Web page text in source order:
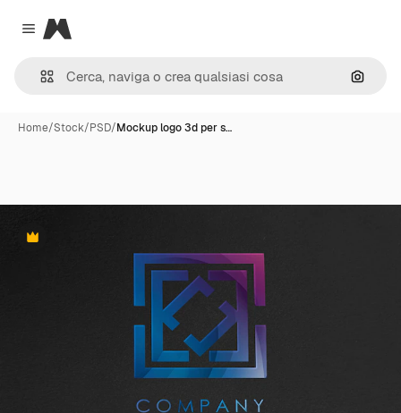
Close menu
Magnific
Cerca
Home/Stock/PSD/Mockup logo 3d per s…
Premium